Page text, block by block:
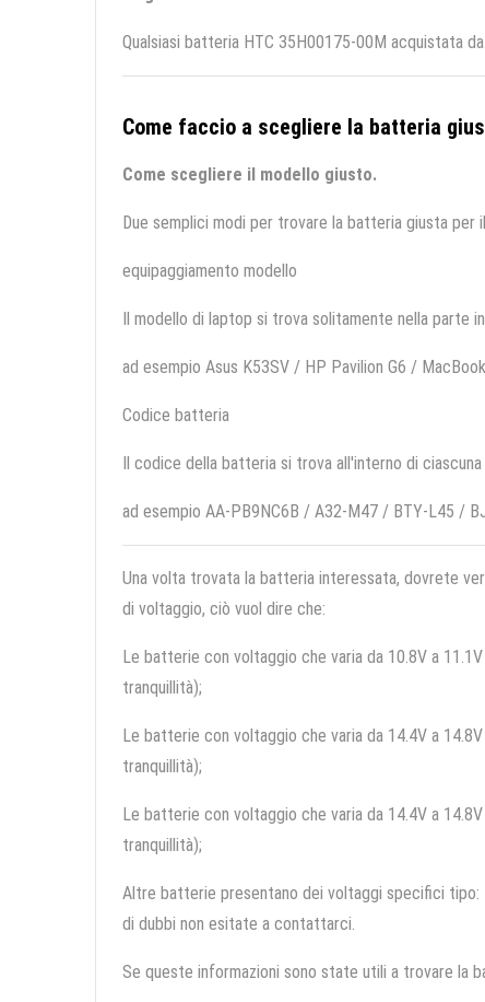
Qualsiasi batteria HTC 35H00175-00M acquistata
Come faccio a scegliere la batteria
Come scegliere il modello giusto.
Due semplici modi per trovare la batteria giusta per
equipaggiamento modello
Il modello di laptop si trova solitamente nella
ad esempio Asus K53SV / HP Pavilion G6 /
Codice batteria
Il codice della batteria si trova all'interno di
ad esempio AA-PB9NC6B / A32-M47 / BTY-L45 /
Una volta trovata la batteria interessata, dovrete
di voltaggio, ciò vuol dire che:
Le batterie con voltaggio che varia da 10.8V a
tranquillità);
Le batterie con voltaggio che varia da 14.4V a
tranquillità);
Le batterie con voltaggio che varia da 14.4V a
tranquillità);
Altre batterie presentano dei voltaggi specifici tipo:
di dubbi non esitate a contattarci.
Se queste informazioni sono state utili a trovare la